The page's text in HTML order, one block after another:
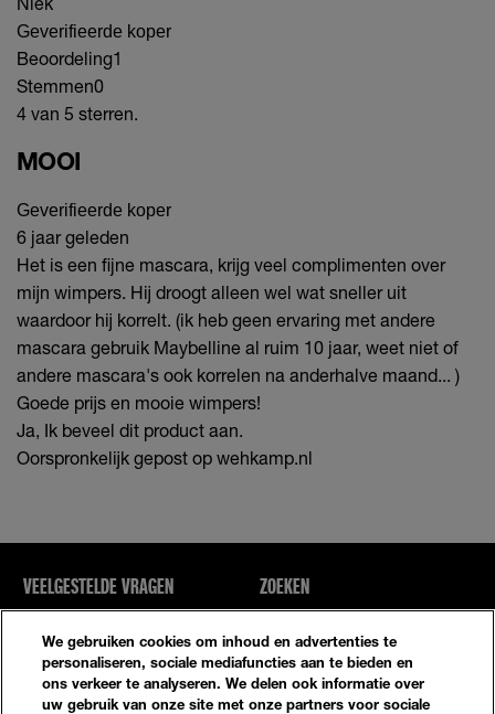
Geverifieerde koper
Beoordeling1
Stemmen0
4 van 5 sterren.
MOOI
Geverifieerde koper
6 jaar geleden
Het is een fijne mascara, krijg veel complimenten over
mijn wimpers. Hij droogt alleen wel wat sneller uit
waardoor hij korrelt. (ik heb geen ervaring met andere
mascara gebruik Maybelline al ruim 10 jaar, weet niet of
andere mascara's ook korrelen na anderhalve maand... )
Goede prijs en mooie wimpers!
Ja, Ik beveel dit product aan.
Oorspronkelijk gepost op wehkamp.nl
VEELGESTELDE VRAGEN
NEEM CONTACT MET ONS OP
ZOEKEN
SITE-OVERZICHT
Privacybeleid Algemene Voorwaarden
We gebruiken cookies om inhoud en advertenties te
personaliseren, sociale mediafuncties aan te bieden en
ons verkeer te analyseren. We delen ook informatie over
uw gebruik van onze site met onze partners voor sociale